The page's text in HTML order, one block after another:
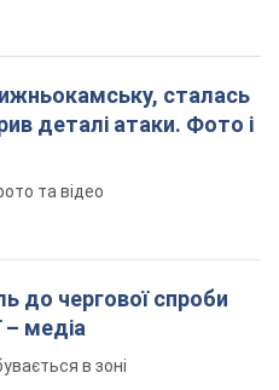
сталась
деталі атаки. Фото і
та відео
до чергової спроби
– медіа
в зоні